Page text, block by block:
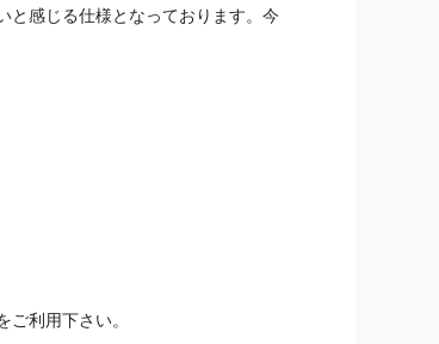
と感じる仕様となっております。今
利用下さい。